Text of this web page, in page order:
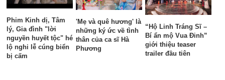
Phim Kinh dị, Tâm
lý, Gia đình "lời
nguyền huyết tộc" hé
lộ nghi lễ cúng biển
bị cấm
'Mẹ và quê hương' là
những ký ức về tình
thân của ca sĩ Hà
Phương
“Hộ Linh Tráng Sĩ –
Bí ẩn mộ Vua Đinh”
giới thiệu teaser
trailer đầu tiên